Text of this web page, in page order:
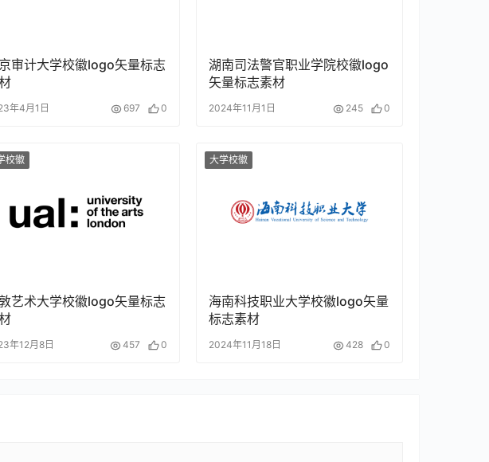
审计大学校徽logo矢量标志
年4月1日 697 0
湖南司法警官职业学院校徽logo
矢量标志素材
2024年11月1日 245 0
校徽
艺术大学校徽logo矢量标志
年12月8日 457 0
大学校徽
海南科技职业大学校徽logo矢量
标志素材
2024年11月18日 428 0